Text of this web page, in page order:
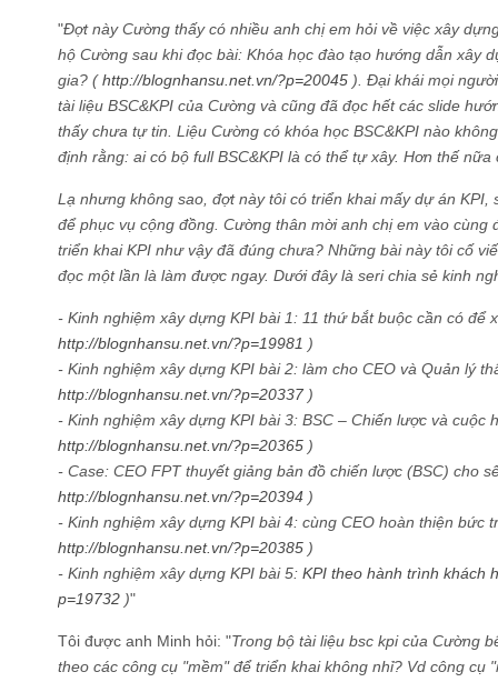
"Đợt này Cường thấy có nhiều anh chị em hỏi về việc xây
hộ Cường sau khi đọc bài: Khóa học đào tạo hướng dẫn xây
gia? (http://blognhansu.net.vn/?p=20045 ). Đại khái mọi
tài liệu BSC&KPI của Cường và cũng đã đọc hết các slide
thấy chưa tự tin. Liệu Cường có khóa học BSC&KPI nào
định rằng: ai có bộ full BSC&KPI là có thể tự xây. Hơn thế
Lạ nhưng không sao, đợt này tôi có triển khai mấy dự án
để phục vụ cộng đồng. Cường thân mời anh chị em vào cùng
triển khai KPI như vậy đã đúng chưa? Những bài này tôi cố
đọc một lần là làm được ngay. Dưới đây là seri chia sẻ kinh
- Kinh nghiệm xây dựng KPI bài 1: 11 thứ bắt buộc cần có để
http://blognhansu.net.vn/?p=19981 )
- Kinh nghiệm xây dựng KPI bài 2: làm cho CEO và Quản lý
http://blognhansu.net.vn/?p=20337 )
- Kinh nghiệm xây dựng KPI bài 3: BSC – Chiến lược và cuộc
http://blognhansu.net.vn/?p=20365 )
- Case: CEO FPT thuyết giảng bản đồ chiến lược (BSC) cho
http://blognhansu.net.vn/?p=20394 )
- Kinh nghiệm xây dựng KPI bài 4: cùng CEO hoàn thiện bức
http://blognhansu.net.vn/?p=20385 )
- Kinh nghiệm xây dựng KPI bài 5: KPI theo hành trình khách
p=19732 )"
Tôi được anh Minh hỏi: "Trong bộ tài liệu bsc kpi của Cường
theo các công cụ "mềm" để triển khai không nhỉ? Vd công cụ